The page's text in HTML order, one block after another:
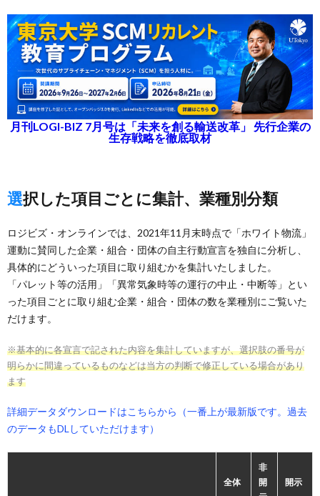
月刊LOGI-BIZ 7月号は「未来を創る輸送改革」 先行企業の
生存戦略を徹底取材
選択した項目ごとに集計、業種別分類
ロジビズ・オンラインでは、2021年11月末時点で「ホワイト物流」
運動に賛同した企業・組合・団体の自主行動宣言を独自に分析し、
具体的にどういった項目に取り組むかを集計いたしました。
「パレット等の活用」「異常気象時等の運行の中止・中断等」とい
った項目ごとに取り組む企業・組合・団体の数を業種別にご覧いた
だけます。
※基本的に各宣言で記された内容を集計していますが、選択肢の番号が
明らかに間違っているものなどは当方の判断で修正している場合があり
ます
詳細データダウンロードはこちらから（一番上が最新版です。過去
のデータもDLしていただけます）
全体
非
開
開示